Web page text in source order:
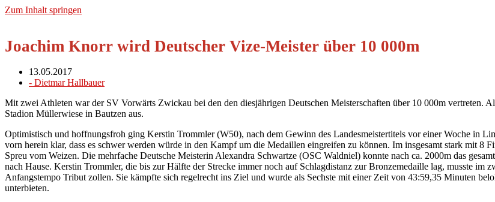
Zum Inhalt springen
Joachim Knorr wird Deutscher Vize-Meister über 10 000m
13.05.2017
- Dietmar Hallbauer
Mit zwei Athleten war der SV Vorwärts Zwickau bei den den diesjährigen Deutschen Meisterschaften über 10 000m vertreten.
Stadion Müllerwiese in Bautzen aus.
Optimistisch und hoffnungsfroh ging Kerstin Trommler (W50), nach dem Gewinn des Landesmeistertitels vor einer Woche in
vorn herein klar, dass es schwer werden würde in den Kampf um die Medaillen eingreifen zu können. Im insgesamt stark mit 8
Spreu vom Weizen. Die mehrfache Deutsche Meisterin Alexandra Schwartze (OSC Waldniel) konnte nach ca. 2000m das
nach Hause. Kerstin Trommler, die bis zur Hälfte der Strecke immer noch auf Schlagdistanz zur Bronzemedaille lag, musste im
Anfangstempo Tribut zollen. Sie kämpfte sich regelrecht ins Ziel und wurde als Sechste mit einer Zeit von 43:59,35 Minuten
unterbieten.